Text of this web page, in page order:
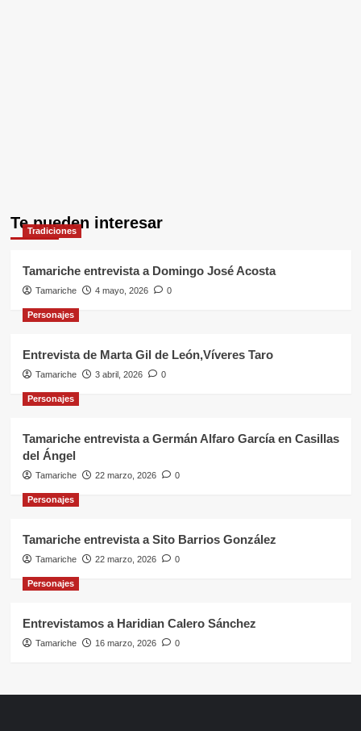
Te pueden interesar
Tradiciones
Tamariche entrevista a Domingo José Acosta
Tamariche 4 mayo, 2026 0
Personajes
Entrevista de Marta Gil de León,Víveres Taro
Tamariche 3 abril, 2026 0
Personajes
Tamariche entrevista a Germán Alfaro García en Casillas
del Ángel
Tamariche 22 marzo, 2026 0
Personajes
Tamariche entrevista a Sito Barrios González
Tamariche 22 marzo, 2026 0
Personajes
Entrevistamos a Haridian Calero Sánchez
Tamariche 16 marzo, 2026 0